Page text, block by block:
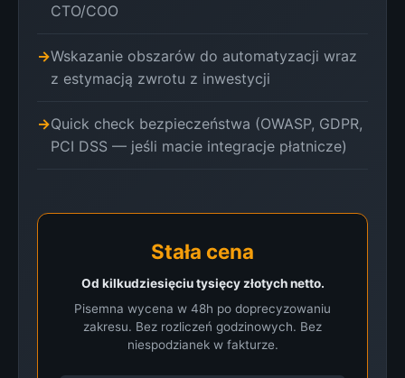
CTO/COO
Wskazanie obszarów do automatyzacji wraz
z estymacją zwrotu z inwestycji
Quick check bezpieczeństwa (OWASP, GDPR,
PCI DSS — jeśli macie integracje płatnicze)
Stała cena
Od kilkudziesięciu tysięcy złotych netto.
Pisemna wycena w 48h po doprecyzowaniu
zakresu. Bez rozliczeń godzinowych. Bez
niespodzianek w fakturze.